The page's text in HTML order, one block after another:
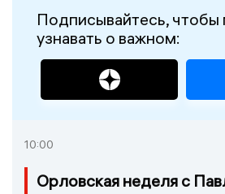
Подписывайтесь,
узнавать о важном:
10:00
Орловская неделя с